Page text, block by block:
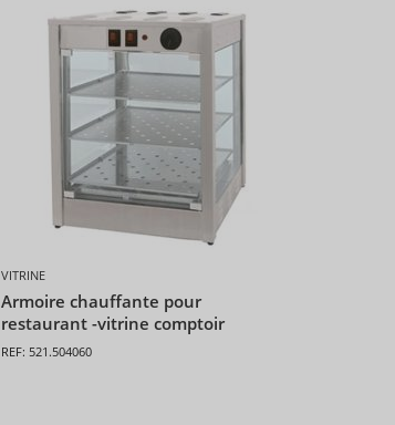
VITRINE
Armoire chauffante pour
restaurant -vitrine comptoir
REF: 521.504060